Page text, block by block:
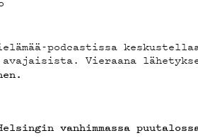
podcastissa
Vieraana
vanhimmassa